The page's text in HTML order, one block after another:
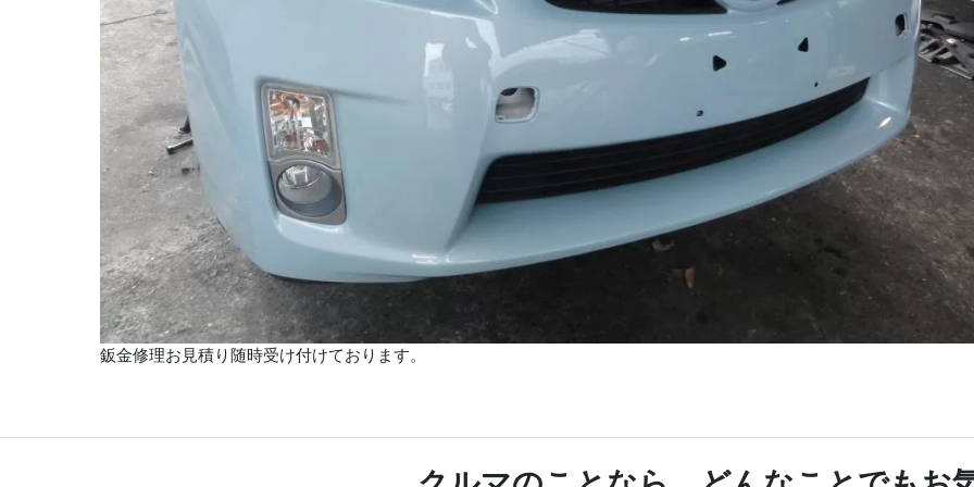
鈑金修理お見積り随時受け付けております。